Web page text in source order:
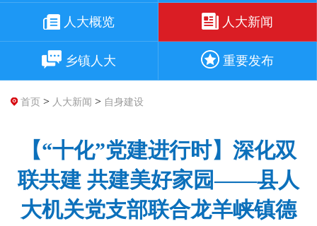
人大概览 人大新闻
乡镇人大 重要发布
首页 > 人大新闻 > 自身建设
【“十化”党建进行时】深化双
联共建 共建美好家园——县人
大机关党支部联合龙羊峡镇德